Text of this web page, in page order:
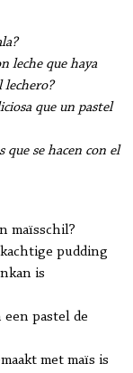
leche que haya
lechero?
que un pastel
que se hacen con el
maïsschil?
pudding
is
een pastel de
met maïs is